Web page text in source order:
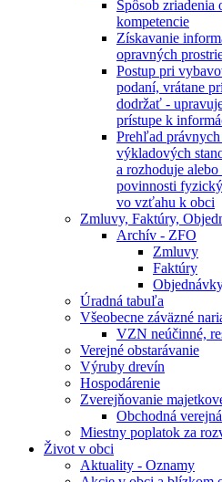
Spôsob zriadenia
kompetencie
Získavanie
opravných
Postup pri
podaní, vrátane
dodržať -
prístupe k
Prehľad
výkladových
a rozhoduje
povinnosti
vo vzťahu k obci
Zmluvy, Faktúry,
Archív - ZFO
Zmluvy
Faktúry
Úradná tabuľa
Všeobecne záväzné
VZN neúčinné,
Verejné obstarávanie
Výruby drevín
Hospodárenie
Zverejňovanie
Obchodná
Miestny poplatok za
Život v obci
Aktuality - Oznamy